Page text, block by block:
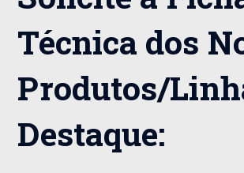
Técnica dos
Produtos/
Destaque: